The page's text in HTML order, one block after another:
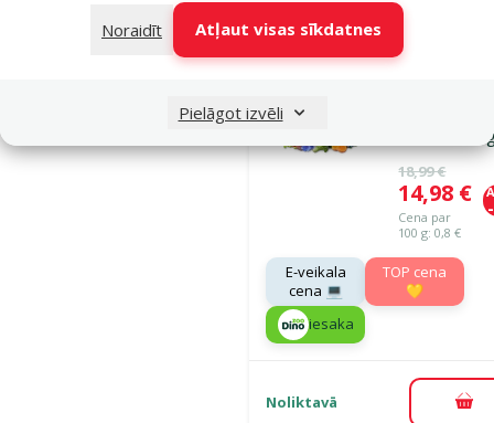
Noraidīt
Atļaut visas sīkdatnes
Pielāgot izvēli
Hairball, 2
Atsauksmes
Oriģinālā
18,99 €
Cena
14,98 €
Cena par
100 g: 0,8 €
E-veikala
cena 💻
TOP cena
💛
iesaka
Noliktavā